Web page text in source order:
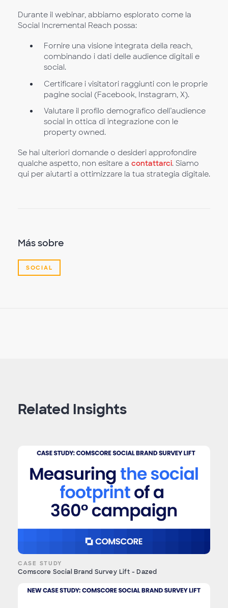
Durante il webinar, abbiamo esplorato come la
Social Incremental Reach possa:
Fornire una visione integrata della reach,
combinando i dati delle audience digitali e
social.
Certificare i visitatori raggiunti con le proprie
pagine social (Facebook, Instagram, X).
Valutare il profilo demografico dell’audience
social in ottica di integrazione con le
property owned.
Se hai ulteriori domande o desideri approfondire
qualche aspetto, non esitare a contattarci. Siamo
qui per aiutarti a ottimizzare la tua strategia digitale.
Más sobre
SOCIAL
Related Insights
CASE STUDY
Comscore Social Brand Survey Lift - Dazed